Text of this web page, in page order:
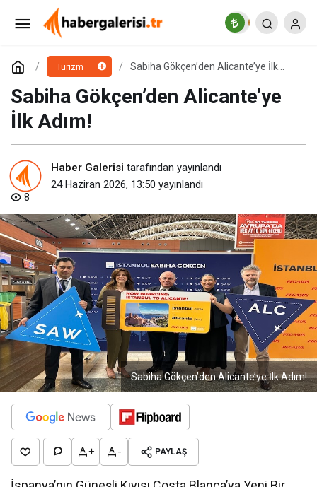
Turizm
Sabiha Gökçen’den Alicante’ye İlk
Sabiha Gökçen’den Alicante’ye
İlk Adım!
Haber Galerisi tarafından yayınlandı
24 Haziran 2026, 13:50 yayınlandı
8
Sabiha Gökçen’den Alicante’ye İlk Adım!
+ - PAYLAŞ
Münih’in Premium Dokusundan Mısır’ın Tarihi
Derinliğine
Yorum Yap